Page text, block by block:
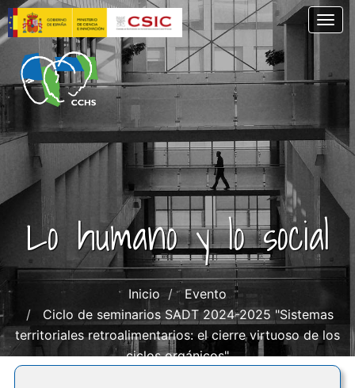
Pasar
al
contenido
principal
Lo humano y lo social
Inicio
Evento
Ciclo de seminarios SADT 2024-2025 "Sistemas
territoriales retroalimentarios: el cierre virtuoso de los
ciclos orgánicos"